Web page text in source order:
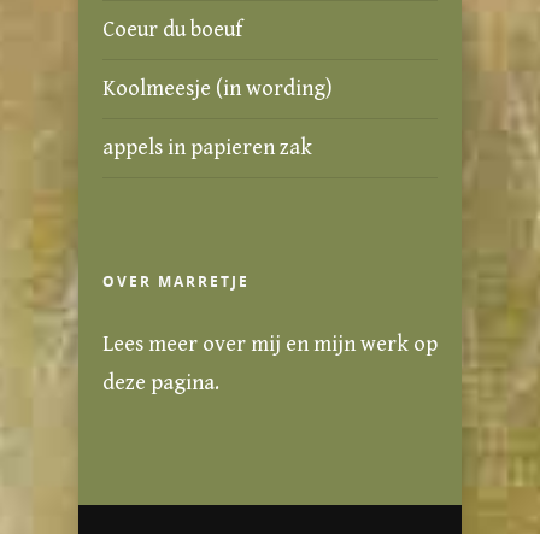
Coeur du boeuf
Koolmeesje (in wording)
appels in papieren zak
OVER MARRETJE
Lees meer over mij en mijn werk op
deze pagina.